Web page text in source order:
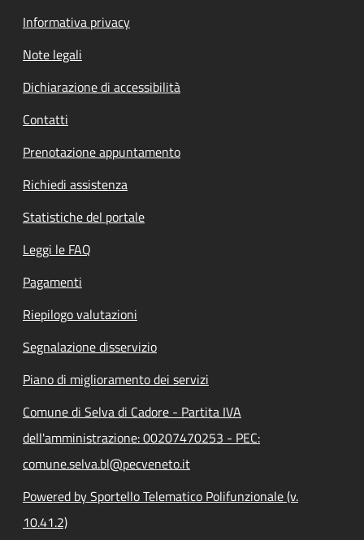
Informativa privacy
Note legali
Dichiarazione di accessibilità
Contatti
Prenotazione appuntamento
Richiedi assistenza
Statistiche del portale
Leggi le FAQ
Pagamenti
Riepilogo valutazioni
Segnalazione disservizio
Piano di miglioramento dei servizi
Comune di Selva di Cadore - Partita IVA
dell'amministrazione: 00207470253 - PEC:
comune.selva.bl@pecveneto.it
Powered by Sportello Telematico Polifunzionale (v.
10.41.2)